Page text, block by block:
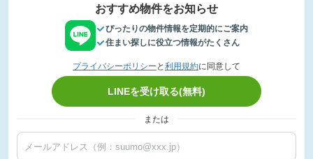
おすすめ物件をお知らせ
ぴったりの物件情報を定期的にご案内
住まい探しに役立つ情報がたくさん
プライバシーポリシー と 利用規約に同意して
LINEを受け取る(無料)
または